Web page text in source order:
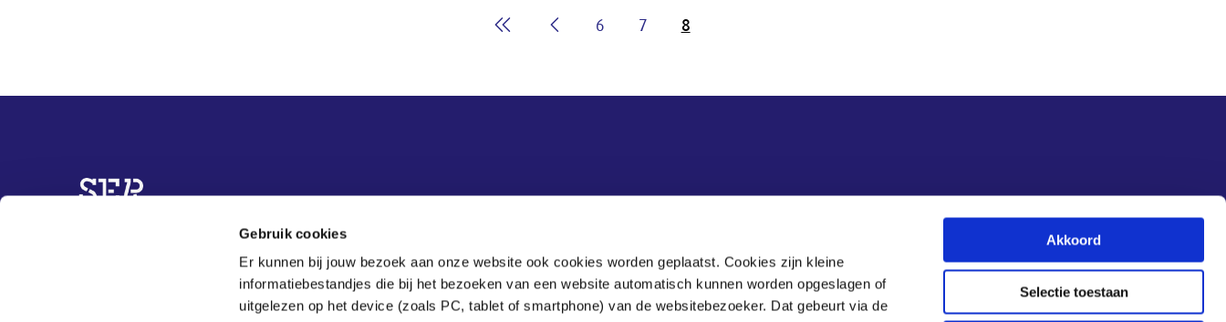
Gebruik cookies
Er kunnen bij jouw bezoek aan onze website ook cookies worden geplaatst. Cookies zijn kleine
informatiebestandjes die bij het bezoeken van een website automatisch kunnen worden opgeslagen of
uitgelezen op het device (zoals PC, tablet of smartphone) van de websitebezoeker. Dat gebeurt via de
Akkoord
Selectie toestaan
6 7 8
Overige informatie
Contact Adres
Bezuidenhoutseweg 60